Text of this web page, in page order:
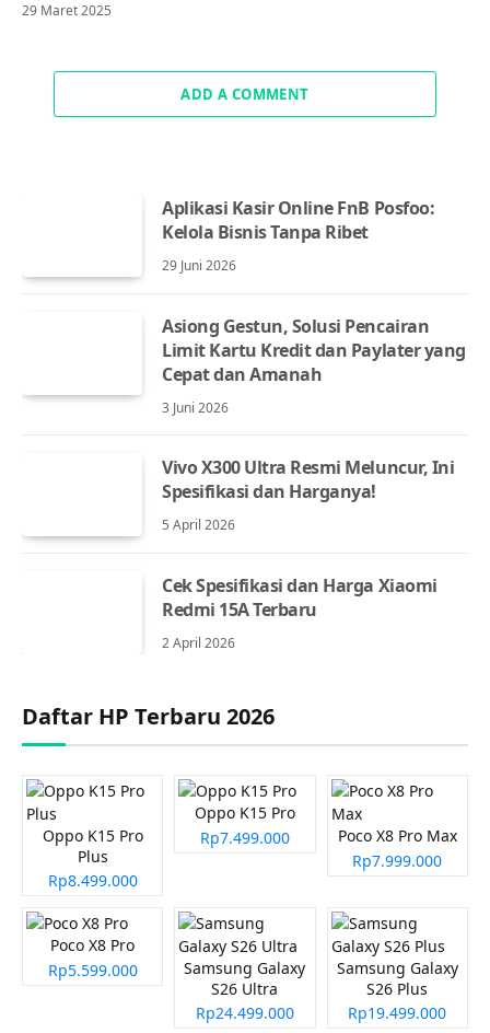
29 Maret 2025
ADD A COMMENT
Aplikasi Kasir Online FnB Posfoo:
Kelola Bisnis Tanpa Ribet
29 Juni 2026
Asiong Gestun, Solusi Pencairan
Limit Kartu Kredit dan Paylater yang
Cepat dan Amanah
3 Juni 2026
Vivo X300 Ultra Resmi Meluncur, Ini
Spesifikasi dan Harganya!
5 April 2026
Cek Spesifikasi dan Harga Xiaomi
Redmi 15A Terbaru
2 April 2026
Daftar HP Terbaru 2026
Oppo K15 Pro
Plus
Rp8.499.000
Oppo K15 Pro
Rp7.499.000
Poco X8 Pro Max
Rp7.999.000
Poco X8 Pro
Rp5.599.000
Samsung Galaxy
S26 Ultra
Rp24.499.000
Samsung Galaxy
S26 Plus
Rp19.499.000